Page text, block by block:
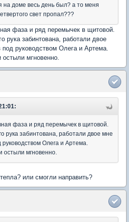
на доме весь день был? а то меня
свет пропал???
фаза и ряд перемычек в щитовой.
рука забинтована, работали двое
под руководством Олега и Артема.
остыли мгновенно.
фаза и ряд перемычек в щитовой.
рука забинтована, работали двое мне
Олега и Артема.
остыли мгновенно.
или смогли направить?